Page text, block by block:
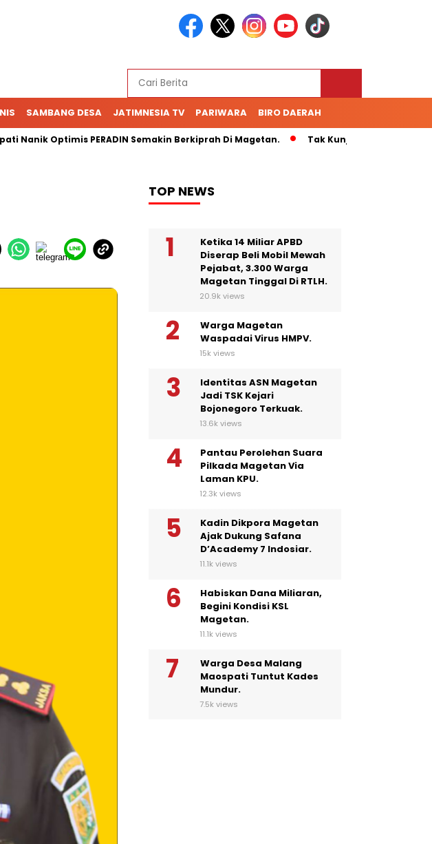
SAMBANG DESA JATIMNESIA TV PARIWARA BIRO DAERAH
Optimis PERADIN Semakin Berkiprah Di Magetan. Tak Kunjung Bayar Hutang 70
TOP NEWS
Ketika 14 Miliar APBD
Diserap Beli Mobil Mewah
Pejabat, 3.300 Warga
Magetan Tinggal Di RTLH.
20.9k views
Warga Magetan
Waspadai Virus HMPV.
15k views
Identitas ASN Magetan
Jadi TSK Kejari
Bojonegoro Terkuak.
13.6k views
Pantau Perolehan Suara
Pilkada Magetan Via
Laman KPU.
12.3k views
Kadin Dikpora Magetan
Ajak Dukung Safana
D’Academy 7 Indosiar.
11.1k views
Habiskan Dana Miliaran,
Begini Kondisi KSL
Magetan.
11.1k views
Warga Desa Malang
Maospati Tuntut Kades
Mundur.
7.5k views